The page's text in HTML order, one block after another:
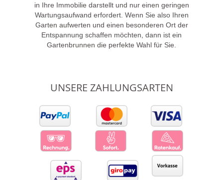
in Ihre Immobilie darstellt und nur einen geringen
Wartungsaufwand erfordert. Wenn Sie also Ihren
Garten aufwerten und einen besonderen Ort der
Entspannung schaffen möchten, dann ist ein
Gartenbrunnen die perfekte Wahl für Sie.
UNSERE ZAHLUNGSARTEN